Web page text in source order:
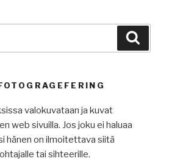
valokuvataan ja kuvat
web sivuilla. Jos joku ei haluaa
hänen on ilmoitettava siitä
tai sihteerille.